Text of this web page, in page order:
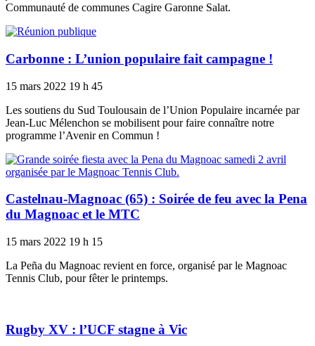
Communauté de communes Cagire Garonne Salat.
Carbonne : L’union populaire fait campagne !
15 mars 2022 19 h 45
Les soutiens du Sud Toulousain de l’Union Populaire incarnée par
Jean-Luc Mélenchon se mobilisent pour faire connaître notre
programme l’Avenir en Commun !
Castelnau-Magnoac (65) : Soirée de feu avec la Pena
du Magnoac et le MTC
15 mars 2022 19 h 15
La Peña du Magnoac revient en force, organisé par le Magnoac
Tennis Club, pour fêter le printemps.
Rugby XV : l’UCF stagne à Vic